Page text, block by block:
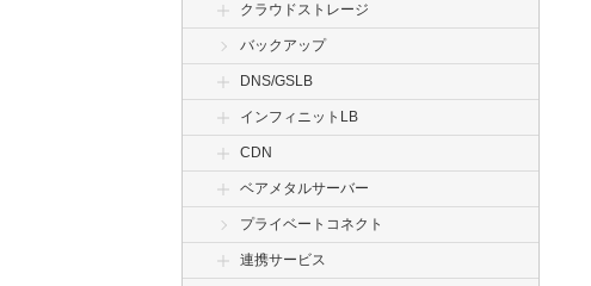
クラウドストレージ
バックアップ
DNS/GSLB
インフィニットLB
CDN
ベアメタルサーバー
プライベートコネクト
連携サービス